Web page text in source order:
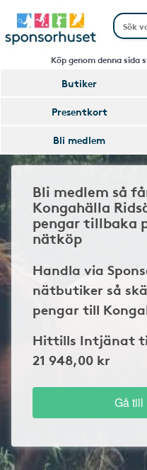
Köp genom denna
Butiker
Presentkort
Bli medlem
Bli medlem så
Kongahälla
pengar tillbaka
nätköp
Handla via
nätbutiker så
pengar till
Hittills Intjänat
21 948,00 kr
Gå till